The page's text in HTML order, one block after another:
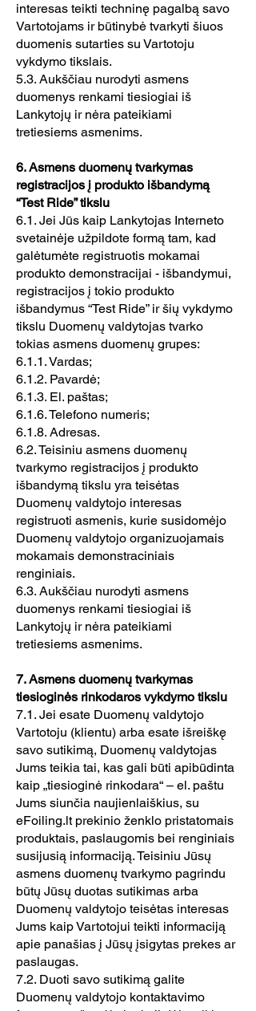
interesas teikti techninę pagalbą savo
Vartotojams ir būtinybė tvarkyti šiuos
duomenis sutarties su Vartotoju
vykdymo tikslais.
5.3. Aukščiau nurodyti asmens
duomenys renkami tiesiogiai iš
Lankytojų ir nėra pateikiami
tretiesiems asmenims.
6. Asmens duomenų tvarkymas
registracijos į produkto išbandymą
“Test Ride” tikslu
6.1. Jei Jūs kaip Lankytojas Interneto
svetainėje užpildote formą tam, kad
galėtumėte registruotis mokamai
produkto demonstracijai - išbandymui,
registracijos į tokio produkto
išbandymus “Test Ride” ir šių vykdymo
tikslu Duomenų valdytojas tvarko
tokias asmens duomenų grupes:
6.1.1. Vardas;
6.1.2. Pavardė;
6.1.3. El. paštas;
6.1.6. Telefono numeris;
6.1.8. Adresas.
6.2. Teisiniu asmens duomenų
tvarkymo registracijos į produkto
išbandymą tikslu yra teisėtas
Duomenų valdytojo interesas
registruoti asmenis, kurie susidomėjo
Duomenų valdytojo organizuojamais
mokamais demonstraciniais
renginiais.
6.3. Aukščiau nurodyti asmens
duomenys renkami tiesiogiai iš
Lankytojų ir nėra pateikiami
tretiesiems asmenims.
7. Asmens duomenų tvarkymas
tiesioginės rinkodaros vykdymo tikslu
7.1. Jei esate Duomenų valdytojo
Vartotoju (klientu) arba esate išreiškę
savo sutikimą, Duomenų valdytojas
Jums teikia tai, kas gali būti apibūdinta
kaip „tiesioginė rinkodara“ – el. paštu
Jums siunčia naujienlaiškius, su
eFoiling.lt prekinio ženklo pristatomais
produktais, paslaugomis bei renginiais
susijusią informaciją. Teisiniu Jūsų
asmens duomenų tvarkymo pagrindu
būtų Jūsų duotas sutikimas arba
Duomenų valdytojo teisėtas interesas
Jums kaip Vartotojui teikti informaciją
apie panašias į Jūsų įsigytas prekes ar
paslaugas.
7.2. Duoti savo sutikimą galite
Duomenų valdytojo kontaktavimo